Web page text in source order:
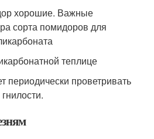
теплице
периодически проветривать